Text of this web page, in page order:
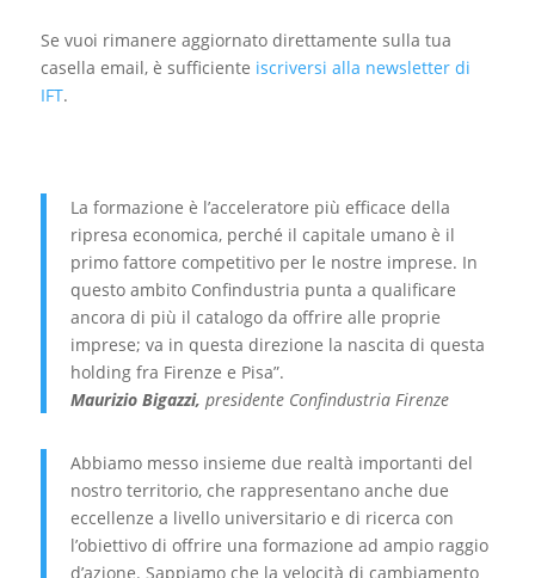
Se vuoi rimanere aggiornato direttamente sulla tua
casella email, è sufficiente iscriversi alla newsletter di
IFT.
La formazione è l’acceleratore più efficace della
ripresa economica, perché il capitale umano è il
primo fattore competitivo per le nostre imprese. In
questo ambito Confindustria punta a qualificare
ancora di più il catalogo da offrire alle proprie
imprese; va in questa direzione la nascita di questa
holding fra Firenze e Pisa”.
Maurizio Bigazzi, presidente Confindustria Firenze
Abbiamo messo insieme due realtà importanti del
nostro territorio, che rappresentano anche due
eccellenze a livello universitario e di ricerca con
l’obiettivo di offrire una formazione ad ampio raggio
d’azione. Sappiamo che la velocità di cambiamento